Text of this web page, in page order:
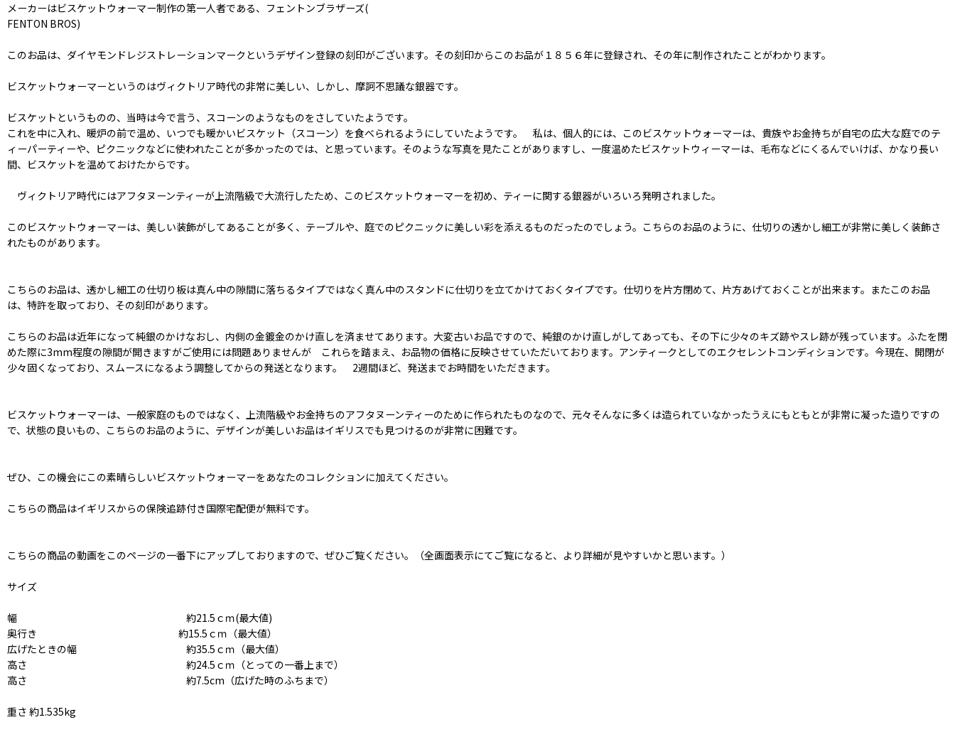
メーカーはビスケットウォーマー制作の第一人者である、フェントンブラザーズ(
FENTON BROS)
このお品は、ダイヤモンドレジストレーションマークというデザイン登録の刻印がございます。その刻印からこのお品が１８５６年に登録され、その年に制作されたことがわかります。
ビスケットウォーマーというのはヴィクトリア時代の非常に美しい、しかし、摩訶不思議な銀器です。
ビスケットというものの、当時は今で言う、スコーンのようなものをさしていたようです。
これを中に入れ、暖炉の前で温め、いつでも暖かいビスケット（スコーン）を食べられるようにしていたようです。 私は、個人的には、このビスケットウォーマーは、貴族やお金持ちが自宅の広大な庭でのテ
ィーパーティーや、ピクニックなどに使われたことが多かったのでは、と思っています。そのような写真を見たことがありますし、一度温めたビスケットウィーマーは、毛布などにくるんでいけば、かなり長い
間、ビスケットを温めておけたからです。
ヴィクトリア時代にはアフタヌーンティーが上流階級で大流行したため、このビスケットウォーマーを初め、ティーに関する銀器がいろいろ発明されました。
このビスケットウォーマーは、美しい装飾がしてあることが多く、テーブルや、庭でのピクニックに美しい彩を添えるものだったのでしょう。こちらのお品のように、仕切りの透かし細工が非常に美しく装飾さ
れたものがあります。
こちらのお品は、透かし細工の仕切り板は真ん中の隙間に落ちるタイプではなく真ん中のスタンドに仕切りを立てかけておくタイプです。仕切りを片方閉めて、片方あげておくことが出来ます。またこのお品
は、特許を取っており、その刻印があります。
こちらのお品は近年になって純銀のかけなおし、内側の金鍍金のかけ直しを済ませてあります。大変古いお品ですので、純銀のかけ直しがしてあっても、その下に少々のキズ跡やスレ跡が残っています。ふたを閉
めた際に3mm程度の隙間が開きますがご使用には問題ありませんが これらを踏まえ、お品物の価格に反映させていただいております。アンティークとしてのエクセレントコンディションです。今現在、開閉が
少々固くなっており、スムースになるよう調整してからの発送となります。 2週間ほど、発送までお時間をいただきます。
ビスケットウォーマーは、一般家庭のものではなく、上流階級やお金持ちのアフタヌーンティーのために作られたものなので、元々そんなに多くは造られていなかったうえにもともとが非常に凝った造りですの
で、状態の良いもの、こちらのお品のように、デザインが美しいお品はイギリスでも見つけるのが非常に困難です。
ぜひ、この機会にこの素晴らしいビスケットウォーマーをあなたのコレクションに加えてください。
こちらの商品はイギリスからの保険追跡付き国際宅配便が無料です。
こちらの商品の動画をこのページの一番下にアップしておりますので、ぜひご覧ください。（全画面表示にてご覧になると、より詳細が見やすいかと思います。）
サイズ
幅 約21.5ｃｍ(最大値)
奥行き 約15.5ｃｍ（最大値）
広げたときの幅 約35.5ｃｍ（最大値）
高さ 約24.5ｃｍ（とっての一番上まで）
高さ 約7.5cm（広げた時のふちまで）
重さ 約1.535kg